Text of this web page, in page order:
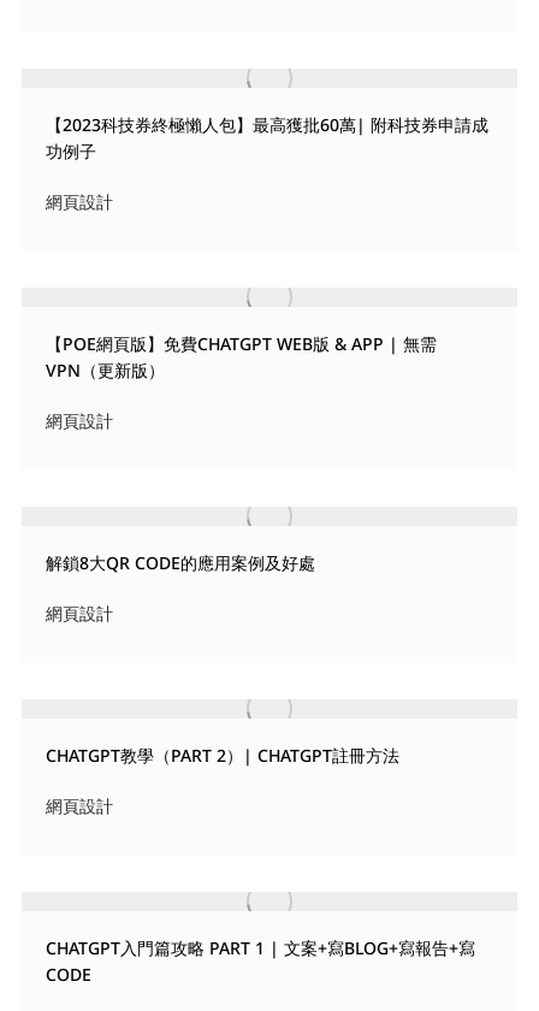
【2023科技券終極懶人包】最高獲批60萬| 附科技券申請成
功例子
網頁設計
【POE網頁版】免費CHATGPT WEB版 & APP | 無需
VPN（更新版）
網頁設計
解鎖8大QR CODE的應用案例及好處
網頁設計
CHATGPT教學（PART 2）| CHATGPT註冊方法
網頁設計
CHATGPT入門篇攻略 PART 1 | 文案+寫BLOG+寫報告+寫
CODE